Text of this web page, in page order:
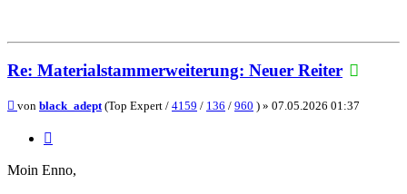
Re: Materialstammerweiterung: Neuer Reiter
Beitrag
von black_adept(Top Expert / 4159 / 136 / 960 ) » 07.05.2026 01:37
Moin Enno,